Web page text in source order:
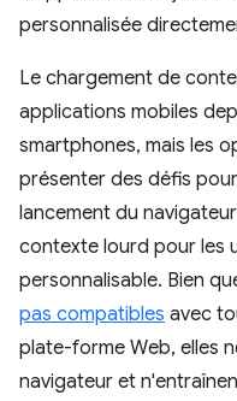
personnalisée
Le chargement de
applications mobiles
smartphones, mais les
présenter des défis
lancement du
contexte lourd pour les
personnalisable. Bien
pas compatibles avec
plate-forme Web, elles
navigateur et